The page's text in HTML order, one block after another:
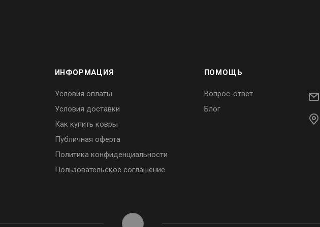
ИНФОРМАЦИЯ
Условия оплаты
Условия доставки
Как купить ковры
Публичная оферта
Политика конфиденциальности
Пользовательское соглашение
ПОМОЩЬ
Вопрос-ответ
Блог